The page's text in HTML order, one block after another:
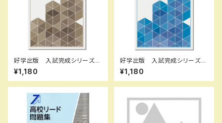
好学出版 入試完成シリーズ
テーマ史の完成 2026年度
版 新品完全セット ISBN：B0
CRNQP8PZ ISBN-10：B0C
¥1,180
好学出版 入試完成シリーズ
数学 大問１の完成 2026年
度版 新品完全セット ISBN：
B0D3B7WB59 ISBN-10：B
8965
¥1,180